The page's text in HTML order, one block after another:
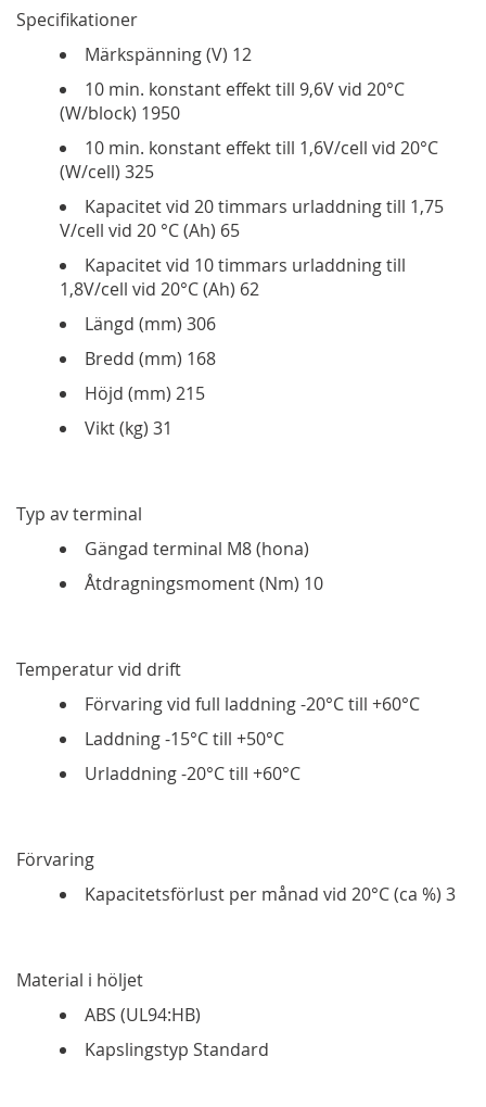
Specifikationer
Märkspänning (V) 12
10 min. konstant effekt till 9,6V vid 20°C
(W/block) 1950
10 min. konstant effekt till 1,6V/cell vid 20°C
(W/cell) 325
Kapacitet vid 20 timmars urladdning till 1,75
V/cell vid 20 °C (Ah) 65
Kapacitet vid 10 timmars urladdning till
1,8V/cell vid 20°C (Ah) 62
Längd (mm) 306
Bredd (mm) 168
Höjd (mm) 215
Vikt (kg) 31
Typ av terminal
Gängad terminal M8 (hona)
Åtdragningsmoment (Nm) 10
Temperatur vid drift
Förvaring vid full laddning -20°C till +60°C
Laddning -15°C till +50°C
Urladdning -20°C till +60°C
Förvaring
Kapacitetsförlust per månad vid 20°C (ca %) 3
Material i höljet
ABS (UL94:HB)
Kapslingstyp Standard